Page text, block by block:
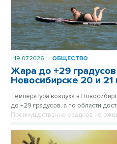
19.07.2026 ОБЩЕСТВО
Жара до +29
Новосибирске 20 и
Температура воздуха в
до +29 градусов, а по области
Преимущественно осадков не
Западно-Сибирского
сохранится высокая и